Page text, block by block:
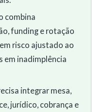
combina
funding e rotação
risco ajustado ao
em inadimplência
integrar mesa,
jurídico, cobrança e